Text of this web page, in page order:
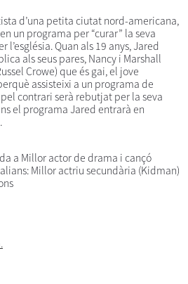
d’una petita ciutat nord-americana,
un programa per “curar” la seva
l’església. Quan als 19 anys, Jared
als seus pares, Nancy i Marshall
Crowe) que és gai, el jove
assisteixi a un programa de
contrari serà rebutjat per la seva
el programa Jared entrarà en
a Millor actor de drama i cançó
Millor actriu secundària (Kidman)